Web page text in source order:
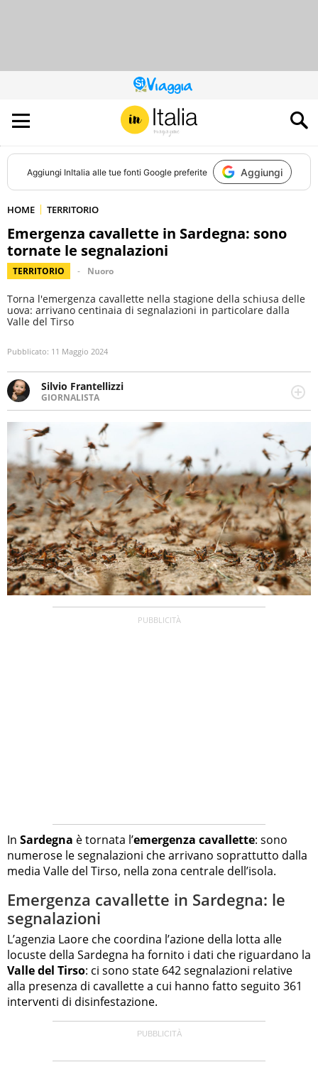
QUESTO
SITO
CONTRIBUISCE
ALL’AUDIENCE
DI
Aggiungi InItalia alle tue fonti Google preferite Aggiungi
HOME TERRITORIO
Emergenza cavallette in Sardegna: sono
tornate le segnalazioni
TERRITORIO Nuoro
Torna l'emergenza cavallette nella stagione della schiusa delle
uova: arrivano centinaia di segnalazioni in particolare dalla
Valle del Tirso
Pubblicato: 11 Maggio 2024
Silvio Frantellizzi
GIORNALISTA
Giornalista pubblicista. Da oltre dieci anni si occupa di
informazione sul web, scrivendo di sport, attualità,
cronaca, motori, spettacolo e videogame.
In Sardegna è tornata l’emergenza cavallette: sono
numerose le segnalazioni che arrivano soprattutto dalla
media Valle del Tirso, nella zona centrale dell’isola.
Emergenza cavallette in Sardegna: le
segnalazioni
L’agenzia Laore che coordina l’azione della lotta alle
locuste della Sardegna ha fornito i dati che riguardano la
Valle del Tirso: ci sono state 642 segnalazioni relative
alla presenza di cavallette a cui hanno fatto seguito 361
interventi di disinfestazione.